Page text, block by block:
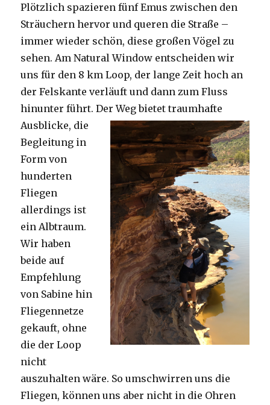
Plötzlich spazieren fünf Emus zwischen den
Sträuchern hervor und queren die Straße –
immer wieder schön, diese großen Vögel zu
sehen. Am Natural Window entscheiden wir
uns für den 8 km Loop, der lange Zeit hoch an
der Felskante verläuft und dann zum Fluss
hinunter führt. Der Weg bietet traumhafte
Ausblicke, die
Begleitung in
Form von
hunderten
Fliegen
allerdings ist
ein Albtraum.
Wir haben
beide auf
Empfehlung
von Sabine hin
Fliegennetze
gekauft, ohne
die der Loop
nicht
auszuhalten wäre. So umschwirren uns die
Fliegen, können uns aber nicht in die Ohren